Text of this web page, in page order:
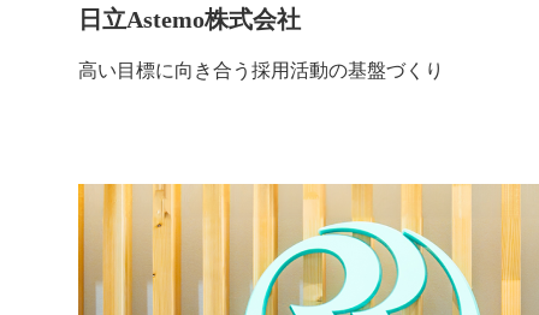
日立Astemo株式会社
高い目標に向き合う採用活動の基盤づくり